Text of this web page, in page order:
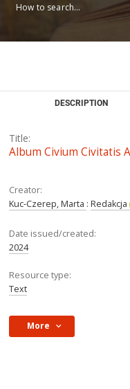
How to search...
DESCRIPTION
Title:
Album Civium Civitatis
Creator:
Kuc-Czerep, Marta : Redakcja
Date issued/created:
2024
Resource type:
Text
More